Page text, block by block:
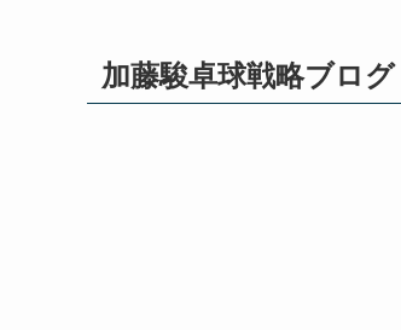
加藤駿卓球戦略ブログ